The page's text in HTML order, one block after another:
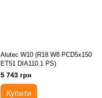
Alutec W10 (R18 W8 PCD5x150
ET51 DIA110.1 PS)
5 743 грн
Купити